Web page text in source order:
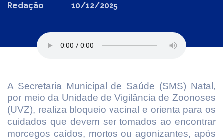
Redação
10/12/2025
A Secretaria Municipal de Saúde (SMS) Natal,
por meio da Unidade de Vigilância de Zoonoses
(UVZ), realiza bloqueio vacinal e orienta para os
cuidados que devem ser tomados ao encontrar
morcegos caídos, mortos ou agonizantes, após